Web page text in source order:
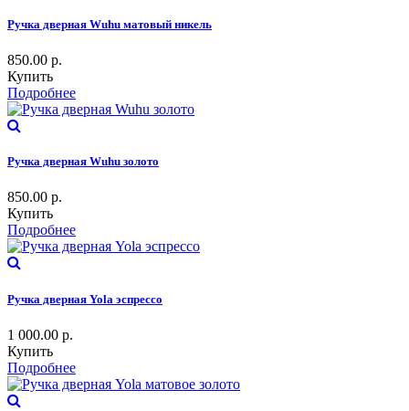
Ручка дверная Wuhu матовый никель
850.00 р.
Купить
Подробнее
Ручка дверная Wuhu золото
850.00 р.
Купить
Подробнее
Ручка дверная Yola эспрессо
1 000.00 р.
Купить
Подробнее